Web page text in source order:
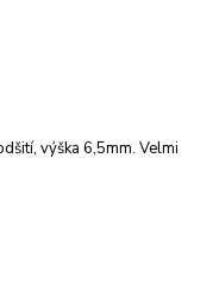
výška 6,5mm. Velmi